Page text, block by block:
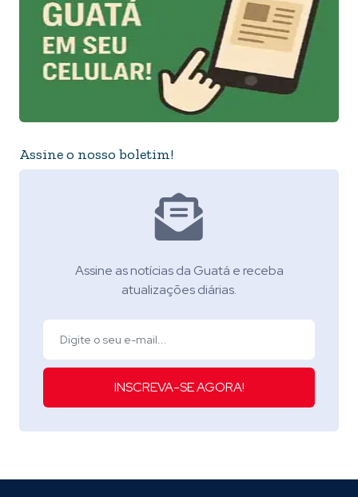
Assine o nosso boletim!
Assine as notícias da Guatá e receba
atualizações diárias.
INSCREVA-SE AGORA!